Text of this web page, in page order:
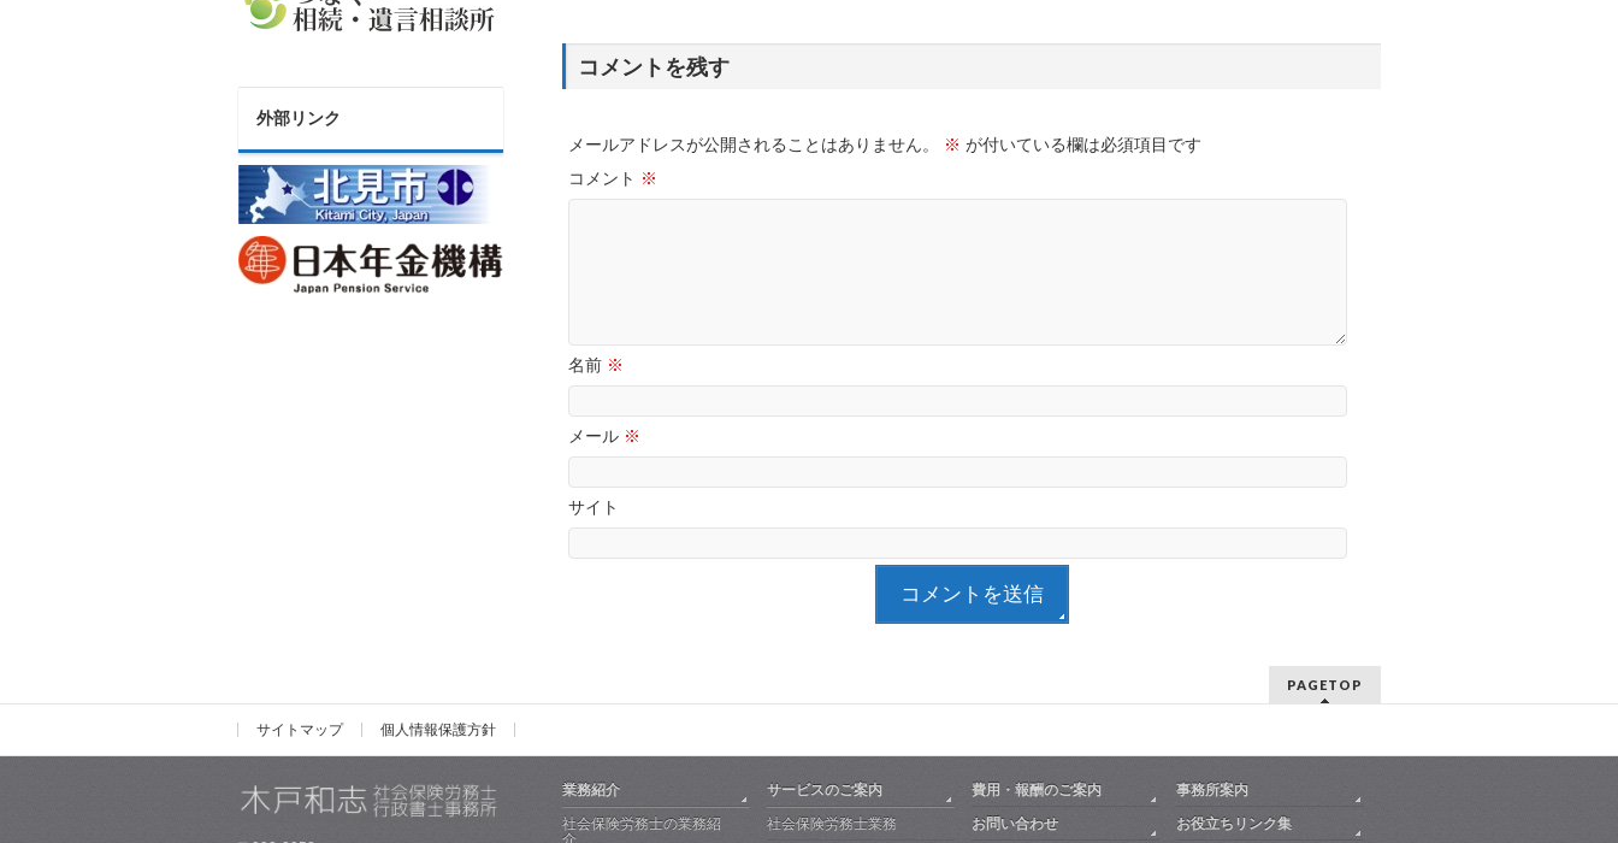
コメントを残す
メールアドレスが公開されることはありません。 ※ が付いている欄は必須項目です
コメント ※
名前 ※
メール ※
サイト
外部リンク
PAGETOP
サイトマップ 個人情報保護方針
業務紹介
社会保険労務士の業務紹
介
サービスのご案内
社会保険労務士業務
費用・報酬のご案内
事務所案内
お問い合わせ
お役立ちリンク集